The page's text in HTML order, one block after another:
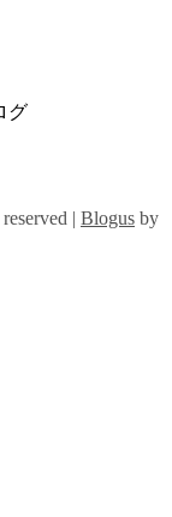
グ
| Blogus by